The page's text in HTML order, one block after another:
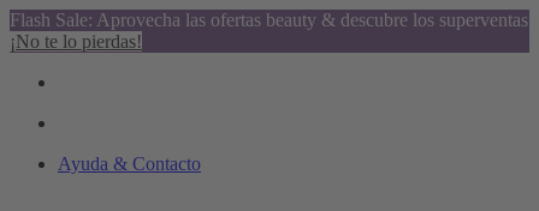
Flash Sale: Aprovecha las ofertas beauty & descubre los superventas
¡No te lo pierdas!
Ayuda & Contacto